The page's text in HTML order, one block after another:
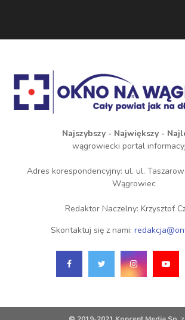
Najszybszy - Największy -
wągrowiecki portal
Adres korespondencyjny: ul. ul.
Wągrowiec
Redaktor Naczelny: Krzysztof
Skontaktuj się z nami: